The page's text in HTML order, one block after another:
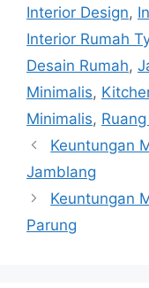
Interior Design,
Interior Rumah
Desain Rumah,
Minimalis,
Minimalis,
Keuntungan
Jamblang
Keuntungan
Parung